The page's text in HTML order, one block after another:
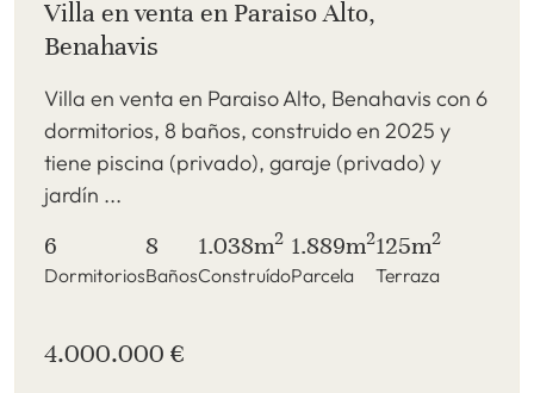
Villa en venta en Paraiso Alto,
Benahavis
Villa en venta en Paraiso Alto, Benahavis con 6
dormitorios, 8 baños, construido en 2025 y
tiene piscina (privado), garaje (privado) y
jardín ...
6
Dormitorios
8
Baños
1.038m2
Construído
1.889m2
Parcela
125m2
Terraza
4.000.000 €